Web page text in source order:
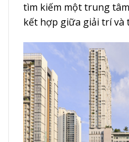
tìm kiếm một trung
kết hợp giữa giải trí và